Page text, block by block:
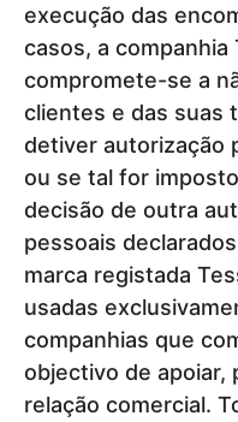
execução das
casos, a
compromete-se a
clientes e das suas
detiver autorização
ou se tal for
decisão de outra
pessoais
marca registada
usadas
companhias que
objectivo de apoiar,
relação comercial.